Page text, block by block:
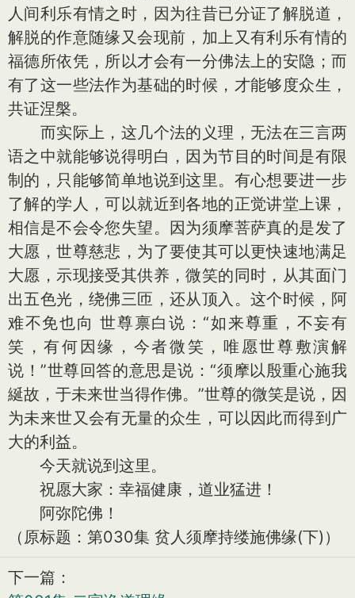
人间利乐有情之时，因为往昔已分证了解脱道，
解脱的作意随缘又会现前，加上又有利乐有情的
福德所依凭，所以才会有一分佛法上的安隐；而
有了这一些法作为基础的时候，才能够度众生，
共证涅槃。
而实际上，这几个法的义理，无法在三言两
语之中就能够说得明白，因为节目的时间是有限
制的，只能够简单地说到这里。有心想要进一步
了解的学人，可以就近到各地的正觉讲堂上课，
相信是不会令您失望。因为须摩菩萨真的是发了
大愿，世尊慈悲，为了要使其可以更快速地满足
大愿，示现接受其供养，微笑的同时，从其面门
出五色光，绕佛三匝，还从顶入。这个时候，阿
难不免也向 世尊禀白说：“如来尊重，不妄有
笑，有何因缘，今者微笑，唯愿世尊敷演解
说！”世尊回答的意思是说：“须摩以殷重心施我
綖故，于未来世当得作佛。”世尊的微笑是说，因
为未来世又会有无量的众生，可以因此而得到广
大的利益。
今天就说到这里。
祝愿大家：幸福健康，道业猛进！
阿弥陀佛！
（原标题：第030集 贫人须摩持缕施佛缘(下)）
下一篇：